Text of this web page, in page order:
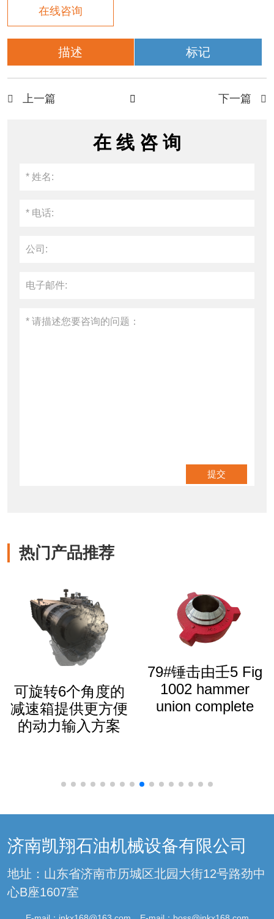
在线咨询
描述 标记
 上一篇  下一篇 
在 线 咨 询
热门产品推荐
可旋转6个角度的
减速箱提供更方便
的动力输入方案
79#锤击由壬5 Fig
1002 hammer
union complete
济南凯翔石油机械设备有限公司
地址：山东省济南市历城区北园大街12号路劲中
心B座1607室